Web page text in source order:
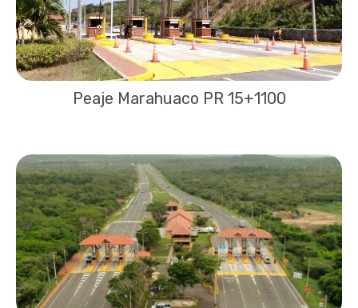
Peaje Marahuaco PR 15+1100